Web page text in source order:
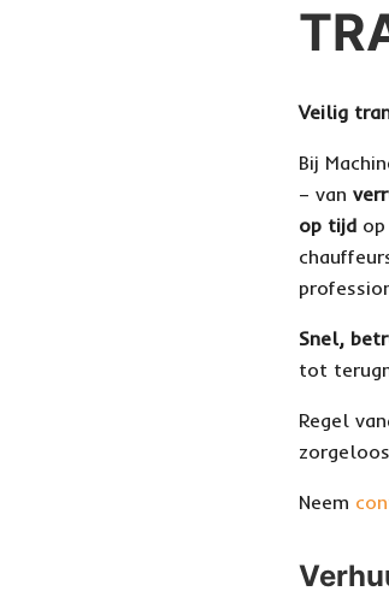
Veilig
Bij
– van
op tijd
Snel,
tot
Regel
Neem